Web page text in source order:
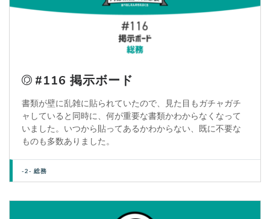
#116 掲示ボード
書類が壁に乱雑に貼られていたので、見た目もガチャガチ
ャしていると同時に、何が重要な書類かわからなくなって
いました。いつから貼ってあるかわからない、既に不要な
ものも多数ありました。
-2- 総務